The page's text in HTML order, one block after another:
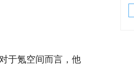
于氪空间而言，他